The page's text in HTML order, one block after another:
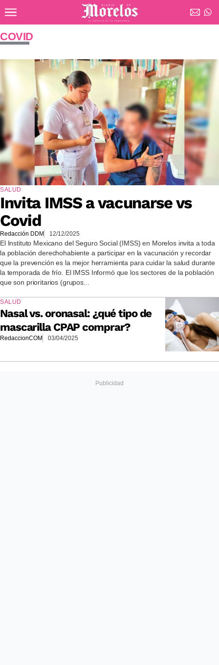
Diario de Morelos
COVID
SALUD
Invita IMSS a vacunarse vs
Covid
Redacción DDM 12/12/2025
El Instituto Mexicano del Seguro Social (IMSS) en Morelos invita a toda
la población derechohabiente a participar en la vacunación y recordar
que la prevención es la mejor herramienta para cuidar la salud durante
la temporada de frío. El IMSS Informó que los sectores de la población
que son prioritarios (grupos...
SALUD
Nasal vs. oronasal: ¿qué tipo de
mascarilla CPAP comprar?
RedaccionCOM 03/04/2025